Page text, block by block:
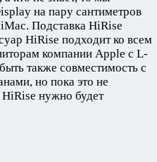
на пару сантиметров
Подставка HiRise
HiRise подходит ко всем
компании Apple с L-
также совместимость с
но пока это не
HiRise нужно будет